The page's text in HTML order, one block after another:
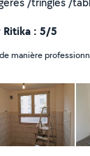
- peinture /
Ritika : 5/5
manière